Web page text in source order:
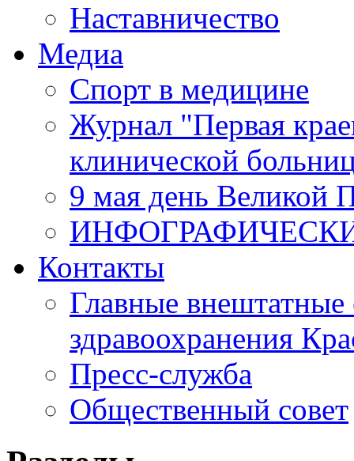
Наставничество
Медиа
Спорт в медицине
Журнал "Первая
клинической
9 мая день Великой
Контакты
Главные внештатные
здравоохранения
Пресс-служба
Общественный совет